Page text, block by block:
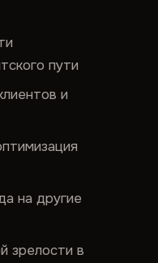
пути
и
на другие
зрелости в